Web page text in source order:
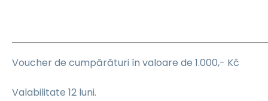
Voucher de cumpărături în valoare de 1.000,- Kč
Valabilitate 12 luni.